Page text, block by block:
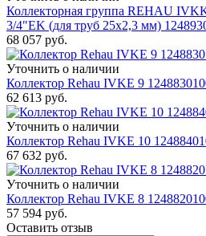
Коллекторная группа REHAU
3/4"EK (для труб 25x2,3 мм)
68 057 руб.
Уточнить о наличии
Коллектор Rehau IVKE 9
62 613 руб.
Уточнить о наличии
Коллектор Rehau IVKE 10
67 632 руб.
Уточнить о наличии
Коллектор Rehau IVKE 8
57 594 руб.
Оставить отзыв